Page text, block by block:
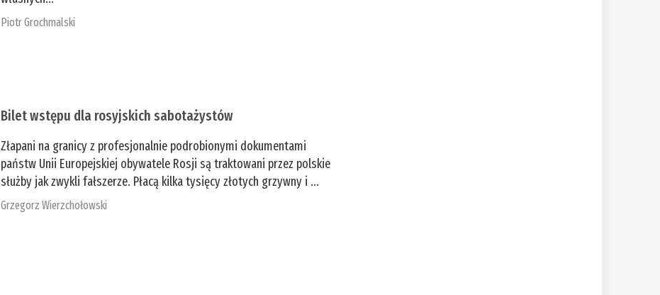
Piotr Grochmalski
Bilet wstępu dla rosyjskich sabotażystów
Złapani na granicy z profesjonalnie podrobionymi dokumentami
państw Unii Europejskiej obywatele Rosji są traktowani przez polskie
służby jak zwykli fałszerze. Płacą kilka tysięcy złotych grzywny i ...
Grzegorz Wierzchołowski